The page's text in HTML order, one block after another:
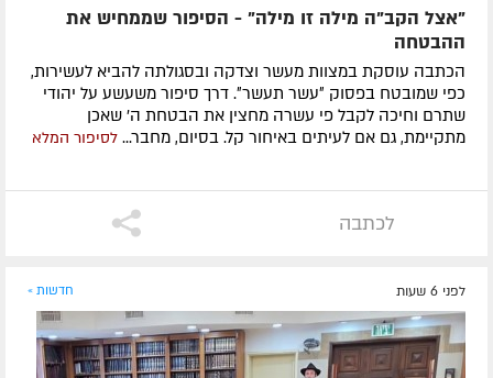
"אצל הקב"ה מילה זו מילה" - הסיפור שממחיש את
ההבטחה
הכתבה עוסקת במצוות מעשר וצדקה ובסגולתה להביא לעשירות,
כפי שמובטח בפסוק ״עשר תעשר״. דרך סיפור משעשע על יהודי
שתרם וחיכה לקבל פי עשרה מחצין את הבטחת ה' שאכן
מתקיימת, גם אם לעיתים באיחור קל. בסיום, מחבר... לסיפור המלא
לכתבה
לפני 6 שעות חדשות »